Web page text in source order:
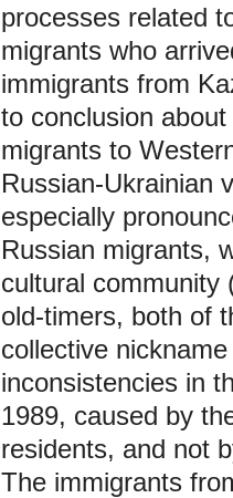
processes related
migrants who
immigrants from
to conclusion
migrants to
Russian-Ukrainian
especially
Russian migrants,
cultural community
old-timers, both of
collective
inconsistencies in
1989, caused by
residents, and not
The immigrants